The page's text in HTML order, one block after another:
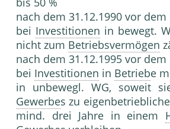
nach dem 31.12.1990 vor dem
bei Investitionen in bewegt.
nicht zum Betriebsvermögen
nach dem 31.12.1995 vor dem
bei Investitionen in Betriebe
in unbewegl. WG, soweit
Gewerbes zu
mind. drei Jahre in einem